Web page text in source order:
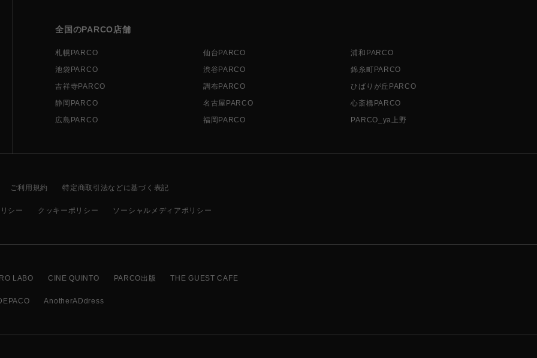
全国のPARCO店舗
札幌PARCO 仙台PARCO
浦和PARCO
池袋PARCO
渋谷PARCO
錦糸町PARCO
吉祥寺PARCO
調布PARCO
ひばりが丘PARCO
静岡PARCO
名古屋PARCO
心斎橋PARCO
広島PARCO
福岡PARCO PARCO_ya上野
ご利用規約 特定商取引法などに基づく表記
シー クッキーポリシー ソーシャルメディアポリシー
LABO CINE QUINTO PARCO出版 THE GUEST CAFE
AnotherADdress